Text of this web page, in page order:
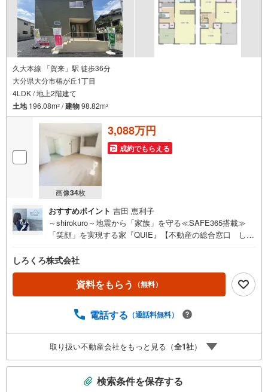
久大本線 「賀来」駅 徒歩36分
大分県大分市椿が丘1丁目
4LDK / 地上2階建て
土地196.08m2 /建物98.82m2
画像34枚
3,088万円
成約でもらえる
おすすめポイント 吉田 恵利子
～shirokuro～地震から「家族」を守る≪SAFE365搭載≫
「笑顔」を実現する家『QUIE』【不動産の総合窓口 しろ
様のご都合に合わせて24時間365日サポートSAFE365で地
震の揺れを吸収する家【QUIE】住宅性能評価で『耐震等級
3級』取得あなたの家族の「安全」と「笑顔」を守ります新
築建売住宅 大分市椿が丘第1【4LDK】 価格（税込）
安のある方、他社で断られた方も是非一度ご相談ください
しろくろ株式会社
資料をもらう （無料）
電話する （通話料無料）
取り扱い不動産会社をもっと見る（全1社）
検索条件を保存する